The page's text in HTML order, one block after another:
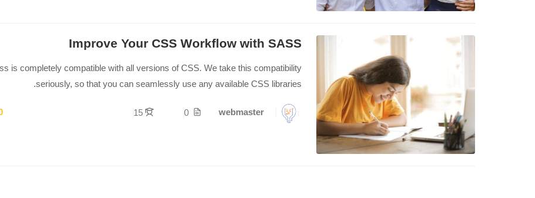
Improve Your CSS Workflow with SASS
is completely compatible with all versions of CSS. We take this compatibility
seriously, so that you can seamlessly use any available CSS libraries.
webmaster
0
15